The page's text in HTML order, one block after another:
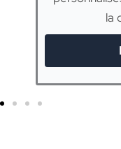
la